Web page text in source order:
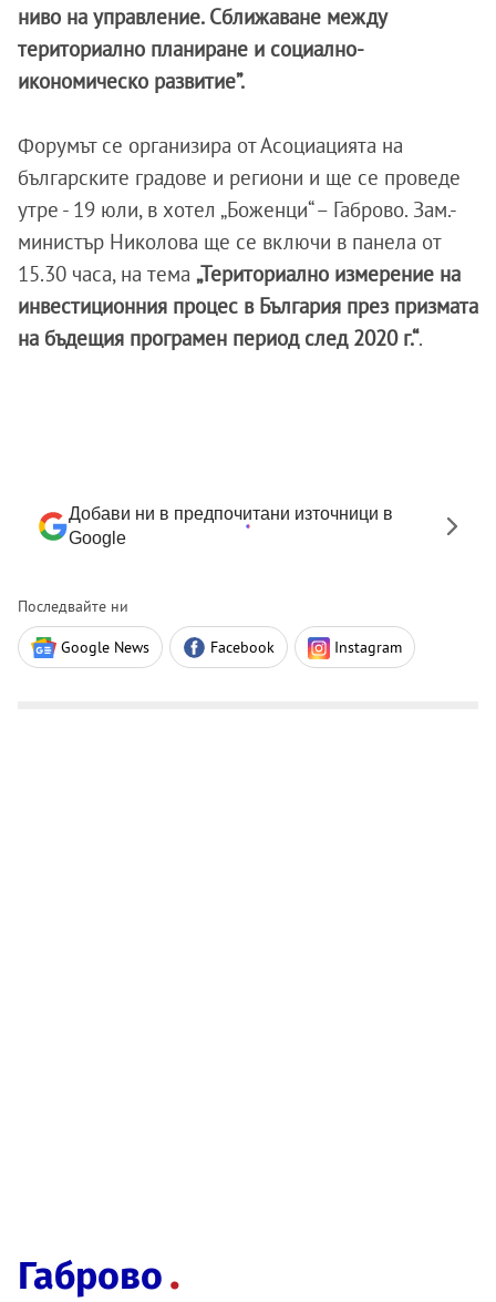
ниво на управление. Сближаване между
териториално планиране и социално-
икономическо развитие”.
Форумът се организира от Асоциацията на
българските градове и региони и ще се проведе
утре - 19 юли, в хотел „Боженци“ – Габрово. Зам.-
министър Николова ще се включи в панела от
15.30 часа, на тема „Териториално измерение на
инвестиционния процес в България през призмата
на бъдещия програмен период след 2020 г.“.
Добави ни в предпочитани източници в
Google
Последвайте ни
Google News Facebook Instagram
Габрово